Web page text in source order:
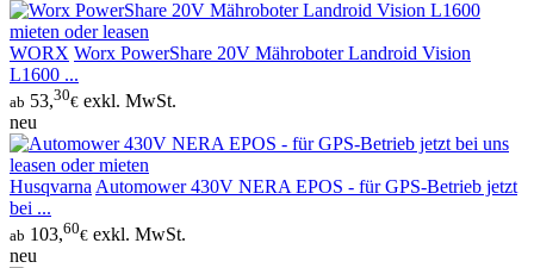
WORX Worx PowerShare 20V Mähroboter Landroid Vision
L1600 ...
ab 53,30€ exkl. MwSt.
neu
Husqvarna Automower 430V NERA EPOS - für GPS-Betrieb jetzt
bei ...
ab 103,60€ exkl. MwSt.
neu